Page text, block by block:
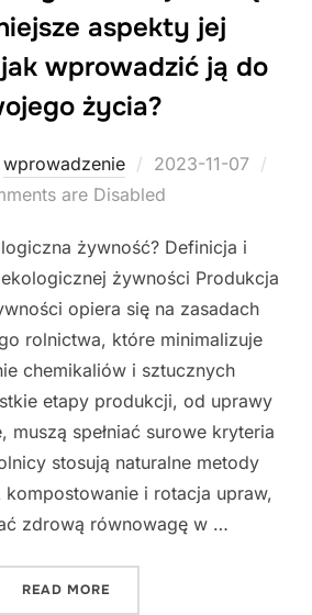
aspekty jej
wprowadzić ją do
życia?
wprowadzenie
Posted
on
2023-11-07
are Disabled
żywność? Definicja i
żywności Produkcja
opiera się na zasadach
rolnictwa, które minimalizuje
chemikaliów i sztucznych
etapy produkcji, od uprawy
muszą spełniać surowe kryteria
stosują naturalne metody
kompostowanie i rotacja upraw,
zdrową równowagę w …
READ MORE